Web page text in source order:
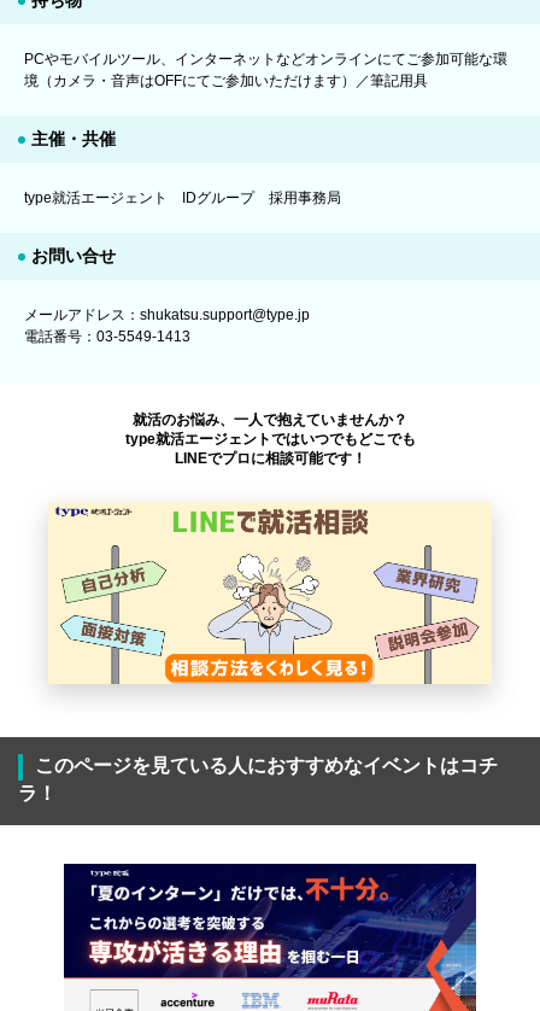
PCやモバイルツール、インターネットなどオンラインにてご参加可能な環
境（カメラ・音声はOFFにてご参加いただけます）／筆記用具
主催・共催
type就活エージェント IDグループ 採用事務局
お問い合せ
メールアドレス：shukatsu.support@type.jp
電話番号：03-5549-1413
就活のお悩み、一人で抱えていませんか？
type就活エージェントではいつでもどこでも
LINEでプロに相談可能です！
このページを見ている人におすすめなイベントはコチ
ラ！